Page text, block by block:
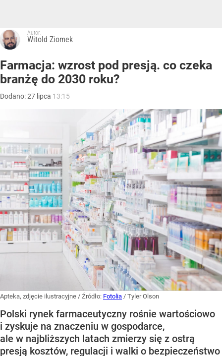
Autor:
Witold Ziomek
Farmacja: wzrost pod presją. co czeka
branżę do 2030 roku?
Dodano:27 lipca 13:15
Apteka, zdjęcie ilustracyjne / Źródło: Fotolia / Tyler Olson
Polski rynek farmaceutyczny rośnie wartościowo
i zyskuje na znaczeniu w gospodarce,
ale w najbliższych latach zmierzy się z ostrą
presją kosztów, regulacji i walki o bezpieczeństwo